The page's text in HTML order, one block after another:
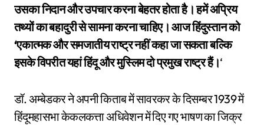
उसका निदान और उपचार करना बेहतर होता है। हमें अप्रिय
तथ्यों का बहादुरी से सामना करना चाहिए। आज हिंदुस्तान को
‘एकात्मक और समजातीय राष्ट्र नहीं कहा जा सकता बल्कि
इसके विपरीत यहां हिंदू और मुस्लिम दो प्रमुख राष्ट्र हैं।‘
डॉ. अम्बेडकर ने अपनी किताब में सावरकर के दिसम्बर 1939 में
हिंदूमहासभा केकलकत्ता अधिवेशन में दिए गए भाषण का जिक्र